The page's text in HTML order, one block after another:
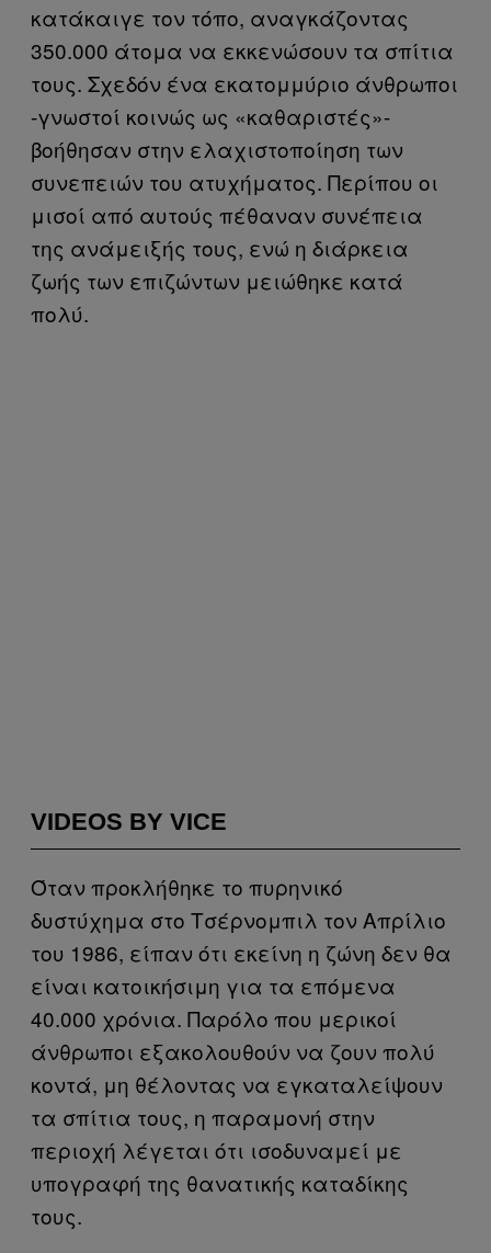
κατάκαιγε τον τόπο, αναγκάζοντας
350.000 άτομα να εκκενώσουν τα σπίτια
τους. Σχεδόν ένα εκατομμύριο άνθρωποι
-γνωστοί κοινώς ως «καθαριστές»-
βοήθησαν στην ελαχιστοποίηση των
συνεπειών του ατυχήματος. Περίπου οι
μισοί από αυτούς πέθαναν συνέπεια
της ανάμειξής τους, ενώ η διάρκεια
ζωής των επιζώντων μειώθηκε κατά
πολύ.
VIDEOS BY VICE
Όταν προκλήθηκε το πυρηνικό
δυστύχημα στο Τσέρνομπιλ τον Απρίλιο
του 1986, είπαν ότι εκείνη η ζώνη δεν θα
είναι κατοικήσιμη για τα επόμενα
40.000 χρόνια. Παρόλο που μερικοί
άνθρωποι εξακολουθούν να ζουν πολύ
κοντά, μη θέλοντας να εγκαταλείψουν
τα σπίτια τους, η παραμονή στην
περιοχή λέγεται ότι ισοδυναμεί με
υπογραφή της θανατικής καταδίκης
τους.